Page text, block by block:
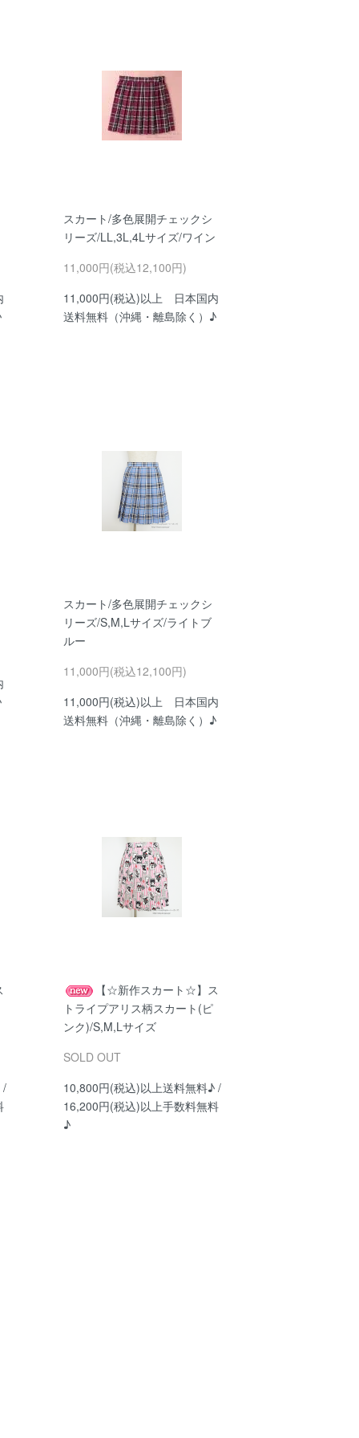
スカート/多色展開チェックシ
リーズ/LL,3L,4Lサイズ/ワイン
11,000円(税込12,100円)
11,000円(税込)以上 日本国内
送料無料（沖縄・離島除く）♪
スカート/多色展開チェックシ
リーズ/S,M,Lサイズ/ライトブ
ルー
11,000円(税込12,100円)
11,000円(税込)以上 日本国内
送料無料（沖縄・離島除く）♪
/
【☆新作スカート☆】ス
トライプアリス柄スカート(ピ
ンク)/S,M,Lサイズ
SOLD OUT
10,800円(税込)以上送料無料♪ /
16,200円(税込)以上手数料無料
♪